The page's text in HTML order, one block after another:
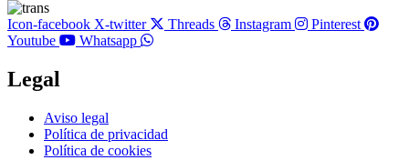
Icon-facebook X-twitter Threads Instagram
Pinterest
Youtube
Whatsapp
Legal
Main
Menu
Aviso legal
Política de privacidad
Política de cookies